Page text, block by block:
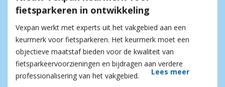
fietsparkeren in ontwikkeling
Vexpan werkt met experts uit het vakgebied aan een
keurmerk voor fietsparkeren. Het keurmerk moet een
objectieve maatstaf bieden voor de kwaliteit van
fietsparkeervoorzieningen en bijdragen aan verdere
professionalisering van het vakgebied.
Lees meer